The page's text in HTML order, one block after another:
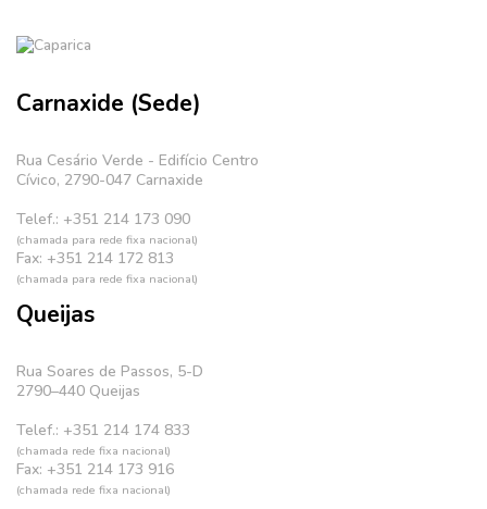
Carnaxide (Sede)
Rua Cesário Verde - Edifício Centro
Cívico, 2790-047 Carnaxide
Telef.: +351 214 173 090
(chamada para rede fixa nacional)
Fax: +351 214 172 813
(chamada para rede fixa nacional)
Queijas
Rua Soares de Passos, 5-D
2790–440 Queijas
Telef.: +351 214 174 833
(chamada rede fixa nacional)
Fax: +351 214 173 916
(chamada rede fixa nacional)